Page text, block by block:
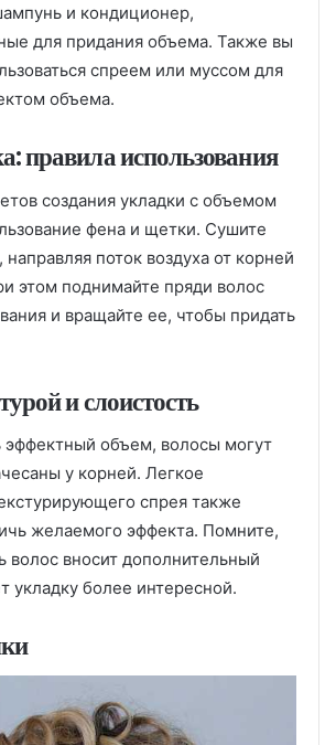
и кондиционер,
для придания объема. Также вы
спреем или муссом для
объема.
правила использования
создания укладки с объемом
фена и щетки. Сушите
поток воздуха от корней
этом поднимайте пряди волос
и вращайте ее, чтобы придать
и слоистость
эффектный объем, волосы могут
у корней. Легкое
спрея также
желаемого эффекта. Помните,
волос вносит дополнительный
укладку более интересной.